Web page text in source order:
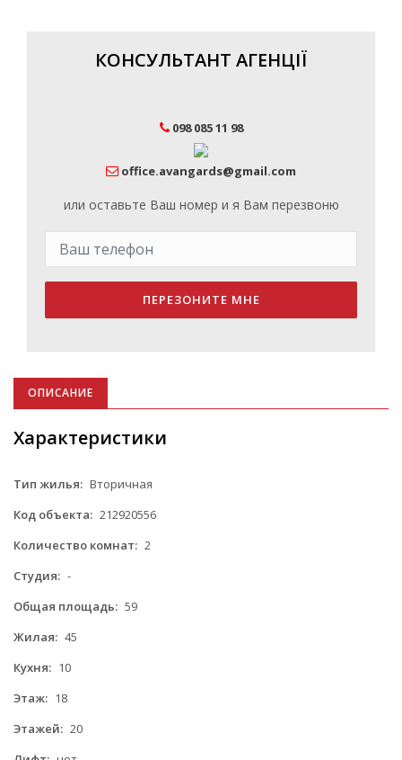
КОНСУЛЬТАНТ АГЕНЦІЇ
098 085 11 98
office.avangards@gmail.com
или оставьте Ваш номер и я Вам перезвоню
ПЕРЕЗОНИТЕ МНЕ
ОПИСАНИЕ
Характеристики
Тип жилья: Вторичная
Код объекта: 212920556
Количество комнат: 2
Студия: -
Общая площадь: 59
Жилая: 45
Кухня: 10
Этаж: 18
Этажей: 20